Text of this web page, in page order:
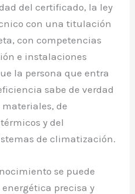
del certificado, la ley
con una titulación
con competencias
e instalaciones
la persona que entra
sabe de verdad
de
y del
de climatización.
se puede
precisa y